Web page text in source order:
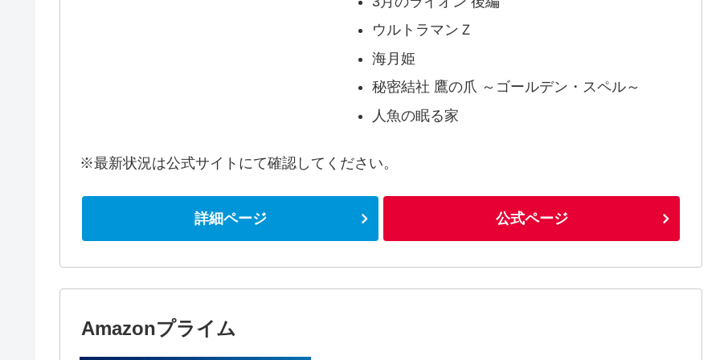
ウルトラマンＺ
海月姫
秘密結社 鷹の爪 ～ゴールデン・スペル～
人魚の眠る家
※最新状況は公式サイトにて確認してください。
詳細ページ 公式ページ
Amazonプライム